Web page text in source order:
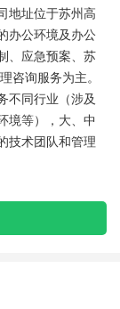
地址位于苏州高
办公环境及办公
、应急预案、苏
咨询服务为主。
不同行业（涉及
境等），大、中
技术团队和管理